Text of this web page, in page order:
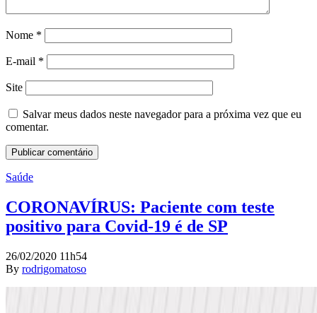
Nome *
E-mail *
Site
Salvar meus dados neste navegador para a próxima vez que eu
comentar.
Saúde
CORONAVÍRUS: Paciente com teste
positivo para Covid-19 é de SP
26/02/2020 11h54
By rodrigomatoso